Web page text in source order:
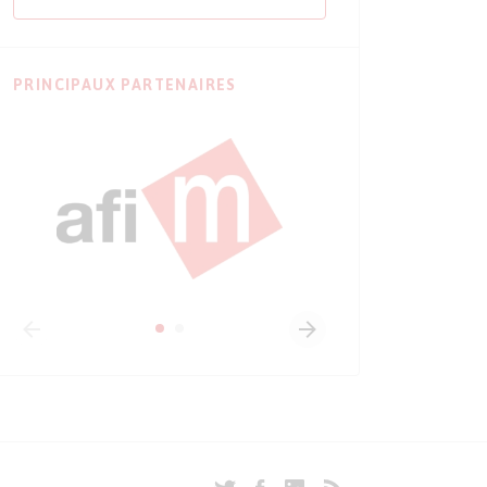
PRINCIPAUX PARTENAIRES